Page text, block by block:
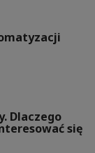
Dlaczego
się